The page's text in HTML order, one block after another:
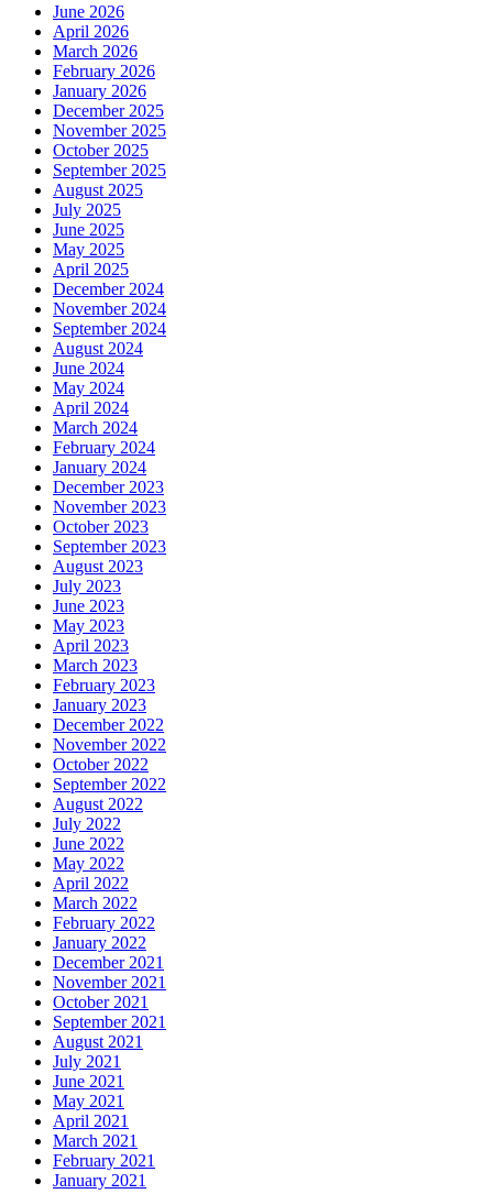
June 2026
April 2026
March 2026
February 2026
January 2026
December 2025
November 2025
October 2025
September 2025
August 2025
July 2025
June 2025
May 2025
April 2025
December 2024
November 2024
September 2024
August 2024
June 2024
May 2024
April 2024
March 2024
February 2024
January 2024
December 2023
November 2023
October 2023
September 2023
August 2023
July 2023
June 2023
May 2023
April 2023
March 2023
February 2023
January 2023
December 2022
November 2022
October 2022
September 2022
August 2022
July 2022
June 2022
May 2022
April 2022
March 2022
February 2022
January 2022
December 2021
November 2021
October 2021
September 2021
August 2021
July 2021
June 2021
May 2021
April 2021
March 2021
February 2021
January 2021